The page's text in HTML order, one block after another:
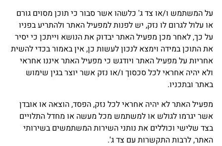
על המשתמש ו/או צד ג' כלשהו אשר סבור כי תוכן מסוים גורם
או עלול לגרום לו נזק, יש לפנות למפעיל האתר ולהתריע בפניו
על כך, לאחר מכן מפעיל האתר יבדוק את הנושא וייתכן כי יסיר
את התוכן במידה וימצא לנכון לעשות כן, אין באמור בכדי להשית
אחריות על מפעיל האתר ויודגש כי מפעיל האתר איננו אחראי
ולא יהיה אחראי לכל סכסוך ו/או נזק אשר יוצר בגין שימוש
באתר ובתכניו.
מפעיל האתר לא יהיה אחראי לכל נזק, הפסד, הוצאה או אובדן
אשר יגרמו לגולש או למשתמש מכל מעשה או מחדל התלויים
בצד שלישי וכוללים את נותני השירות המשתמשים בשירותי
האתר, לרבות התקשרות עם צד ג'.